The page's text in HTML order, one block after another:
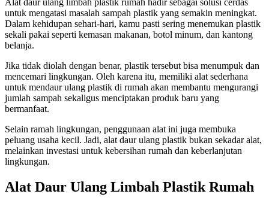
untuk mengatasi masalah sampah plastik yang semakin meningkat.
Dalam kehidupan sehari-hari, kamu pasti sering menemukan plastik
sekali pakai seperti kemasan makanan, botol minum, dan kantong
belanja.
Jika tidak diolah dengan benar, plastik tersebut bisa menumpuk dan
mencemari lingkungan. Oleh karena itu, memiliki alat sederhana
untuk mendaur ulang plastik di rumah akan membantu mengurangi
jumlah sampah sekaligus menciptakan produk baru yang
bermanfaat.
Selain ramah lingkungan, penggunaan alat ini juga membuka
peluang usaha kecil. Jadi, alat daur ulang plastik bukan sekadar alat,
melainkan investasi untuk kebersihan rumah dan keberlanjutan
lingkungan.
Alat Daur Ulang Limbah Plastik Rumah